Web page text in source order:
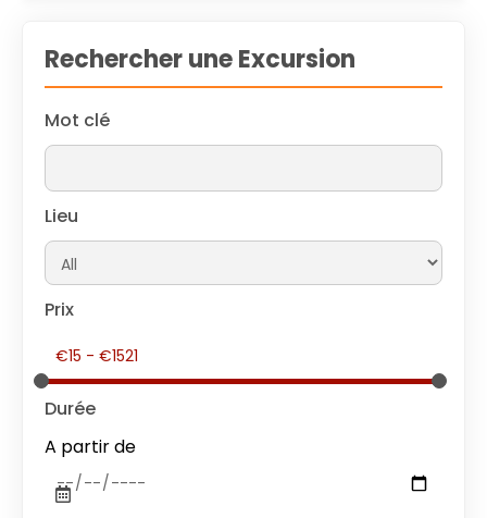
Rechercher une Excursion
Mot clé
Lieu
Prix
Durée
A partir de